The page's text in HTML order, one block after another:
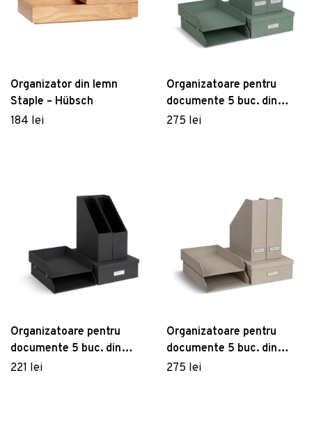
Organizator din lemn
Staple – Hübsch
184 lei
Organizatoare pentru
documente 5 buc. din
carton Holger – Bigso Box
275 lei
Organizatoare pentru
documente 5 buc. din
carton Holger – Bigso Box
221 lei
Organizatoare pentru
documente 5 buc. din
carton Holger – Bigso Box
275 lei